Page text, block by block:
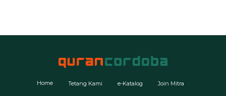
Home Tetang Kami e-Katalog Join Mitra